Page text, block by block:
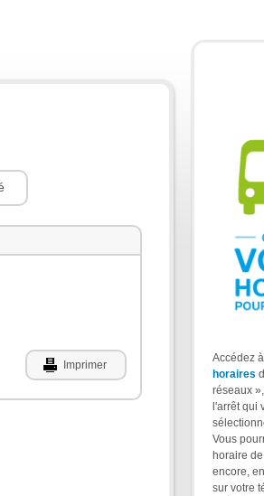
Imprimer
Accédez
horaires
réseaux
l'arrêt qui
Vous
horaire
encore,
sur votre